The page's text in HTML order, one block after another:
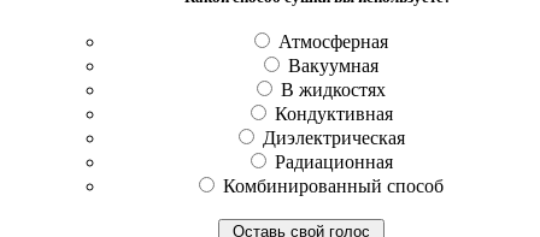
Атмосферная
Вакуумная
В жидкостях
Кондуктивная
Диэлектрическая
Радиационная
Комбинированный способ